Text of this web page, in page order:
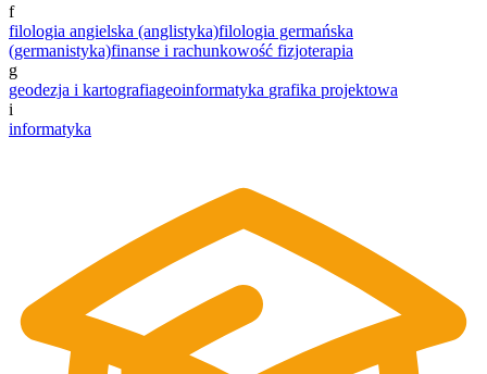
f
filologia angielska (anglistyka)filologia germańska
(germanistyka)finanse i rachunkowość fizjoterapia
g
geodezja i kartografiageoinformatyka grafika projektowa
i
informatyka